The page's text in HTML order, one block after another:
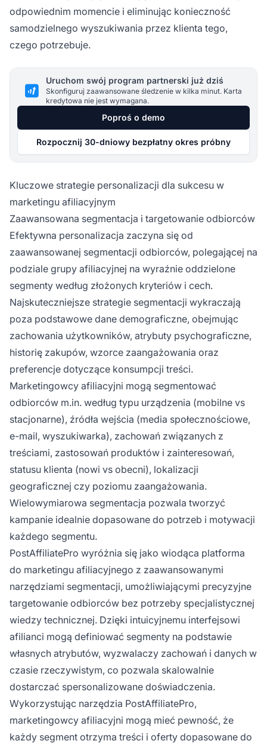
odpowiednim momencie i eliminując konieczność
samodzielnego wyszukiwania przez klienta tego,
czego potrzebuje.
Uruchom swój program partnerski już dziś
Skonfiguruj zaawansowane śledzenie w kilka minut. Karta
kredytowa nie jest wymagana.
Poproś o demo
Rozpocznij 30-dniowy bezpłatny okres próbny
Kluczowe strategie personalizacji dla sukcesu w
marketingu afiliacyjnym
Zaawansowana segmentacja i targetowanie odbiorców
Efektywna personalizacja zaczyna się od
zaawansowanej segmentacji odbiorców, polegającej na
podziale grupy afiliacyjnej na wyraźnie oddzielone
segmenty według złożonych kryteriów i cech.
Najskuteczniejsze strategie segmentacji wykraczają
poza podstawowe dane demograficzne, obejmując
zachowania użytkowników, atrybuty psychograficzne,
historię zakupów, wzorce zaangażowania oraz
preferencje dotyczące konsumpcji treści.
Marketingowcy afiliacyjni mogą segmentować
odbiorców m.in. według typu urządzenia (mobilne vs
stacjonarne), źródła wejścia (media społecznościowe,
e-mail, wyszukiwarka), zachowań związanych z
treściami, zastosowań produktów i zainteresowań,
statusu klienta (nowi vs obecni), lokalizacji
geograficznej czy poziomu zaangażowania.
Wielowymiarowa segmentacja pozwala tworzyć
kampanie idealnie dopasowane do potrzeb i motywacji
każdego segmentu.
PostAffiliatePro wyróżnia się jako wiodąca platforma
do marketingu afiliacyjnego z zaawansowanymi
narzędziami segmentacji, umożliwiającymi precyzyjne
targetowanie odbiorców bez potrzeby specjalistycznej
wiedzy technicznej. Dzięki intuicyjnemu interfejsowi
afilianci mogą definiować segmenty na podstawie
własnych atrybutów, wyzwalaczy zachowań i danych w
czasie rzeczywistym, co pozwala skalowalnie
dostarczać spersonalizowane doświadczenia.
Wykorzystując narzędzia PostAffiliatePro,
marketingowcy afiliacyjni mogą mieć pewność, że
każdy segment otrzyma treści i oferty dopasowane do